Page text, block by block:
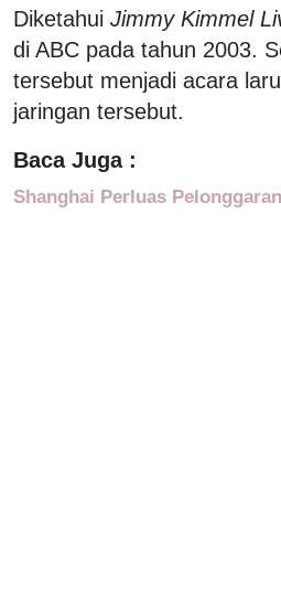
Diketahui Jimmy Kimmel
di ABC pada tahun 2003.
tersebut menjadi acara
jaringan tersebut.
Baca Juga :
Shanghai Perluas